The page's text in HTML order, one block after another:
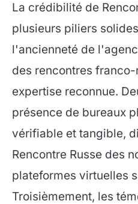
La crédibilité de
plusieurs piliers
l'ancienneté de
des rencontres
expertise reconnue.
présence de bureaux
vérifiable et tangible,
Rencontre Russe des
plateformes virtuelles
Troisièmement, les